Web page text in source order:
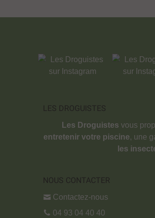
LES DROGUISTES
Les Droguistes vous
entretenir votre piscine, une
les
NOUS CONTACTER
Contactez-nous
04 93 04 40 40